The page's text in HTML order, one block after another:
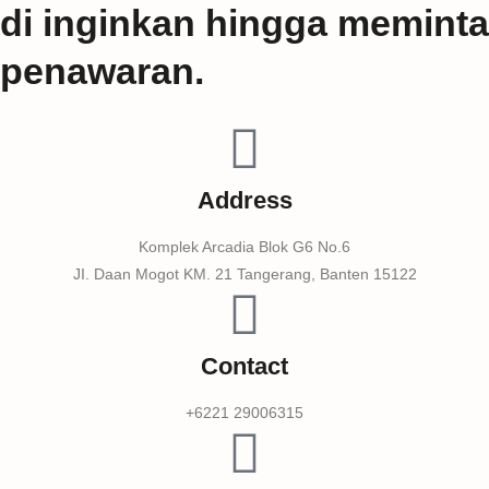
di inginkan hingga meminta
penawaran.
Address
Komplek Arcadia Blok G6 No.6
JI. Daan Mogot KM. 21 Tangerang, Banten 15122
Contact
+6221 29006315